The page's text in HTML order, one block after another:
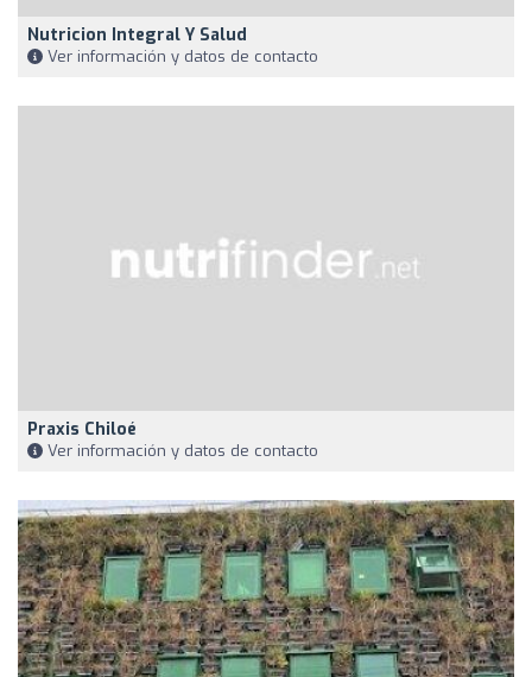
Nutricion Integral Y Salud
Ver información y datos de contacto
Praxis Chiloé
Ver información y datos de contacto